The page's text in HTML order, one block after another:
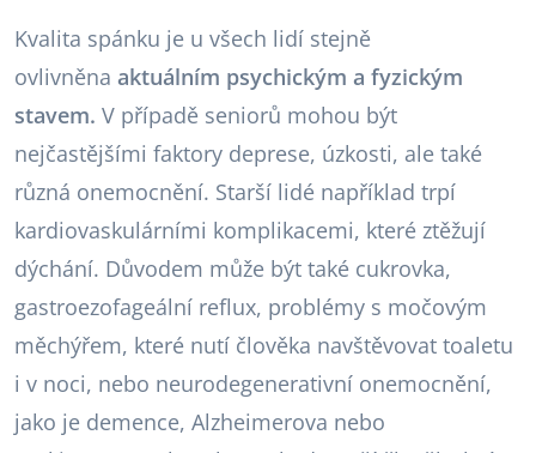
Kvalita spánku je u všech lidí stejně
ovlivněna aktuálním psychickým a fyzickým
stavem. V případě seniorů mohou být
nejčastějšími faktory deprese, úzkosti, ale také
různá onemocnění. Starší lidé například trpí
kardiovaskulárními komplikacemi, které ztěžují
dýchání. Důvodem může být také cukrovka,
gastroezofageální reflux, problémy s močovým
měchýřem, které nutí člověka navštěvovat toaletu
i v noci, nebo neurodegenerativní onemocnění,
jako je demence, Alzheimerova nebo